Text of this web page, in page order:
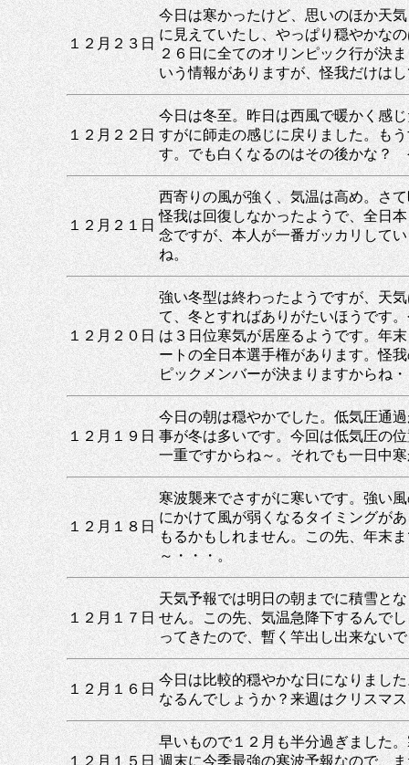
１２月２３日
今日は寒かったけど、思いのほか天
に見えていたし、やっぱり穏やかな
２６日に全てのオリンピック行が決
いう情報がありますが、怪我だけは
１２月２２日
今日は冬至。昨日は西風で暖かく感
すがに師走の感じに戻りました。も
す。でも白くなるのはその後かな？
１２月２１日
西寄りの風が強く、気温は高め。さ
怪我は回復しなかったようで、全日
念ですが、本人が一番ガッカリして
ね。
１２月２０日
強い冬型は終わったようですが、天
て、冬とすればありがたいほうです
は３日位寒気が居座るようです。年
ートの全日本選手権があります。怪
ピックメンバーが決まりますからね
１２月１９日
今日の朝は穏やかでした。低気圧通
事が冬は多いです。今回は低気圧の
一重ですからね～。それでも一日中
１２月１８日
寒波襲来でさすがに寒いです。強い
にかけて風が弱くなるタイミングが
もるかもしれません。この先、年末
～・・・。
１２月１７日
天気予報では明日の朝までに積雪と
せん。この先、気温急降下するんで
ってきたので、暫く竿出し出来ない
１２月１６日
今日は比較的穏やかな日になりまし
なるんでしょうか？来週はクリスマ
１２月１５日
早いもので１２月も半分過ぎました
週末に今季最強の寒波予報なので、